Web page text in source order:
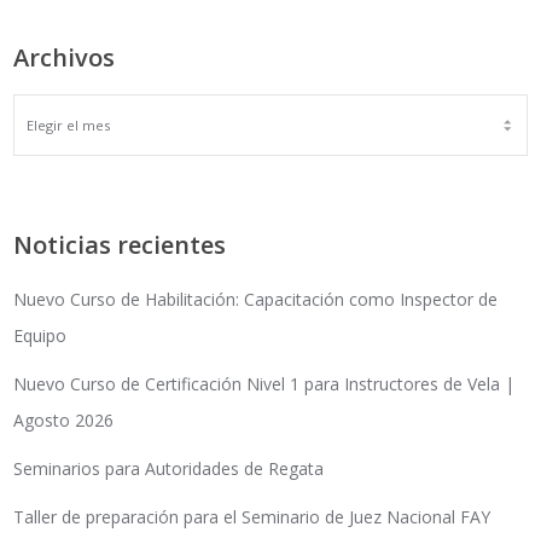
Archivos
ARCHIVOS
Noticias recientes
Nuevo Curso de Habilitación: Capacitación como Inspector de
Equipo
Nuevo Curso de Certificación Nivel 1 para Instructores de Vela |
Agosto 2026
Seminarios para Autoridades de Regata
Taller de preparación para el Seminario de Juez Nacional FAY